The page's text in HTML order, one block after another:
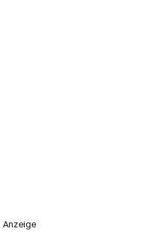
Anzeige